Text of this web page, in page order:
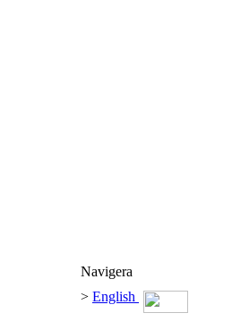
Navigera
> English